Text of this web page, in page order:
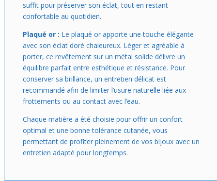
suffit pour préserver son éclat, tout en restant
confortable au quotidien.
Plaqué or : Le plaqué or apporte une touche élégante
avec son éclat doré chaleureux. Léger et agréable à
porter, ce revêtement sur un métal solide délivre un
équilibre parfait entre esthétique et résistance. Pour
conserver sa brillance, un entretien délicat est
recommandé afin de limiter l’usure naturelle liée aux
frottements ou au contact avec l’eau.
Chaque matière a été choisie pour offrir un confort
optimal et une bonne tolérance cutanée, vous
permettant de profiter pleinement de vos bijoux avec un
entretien adapté pour longtemps.